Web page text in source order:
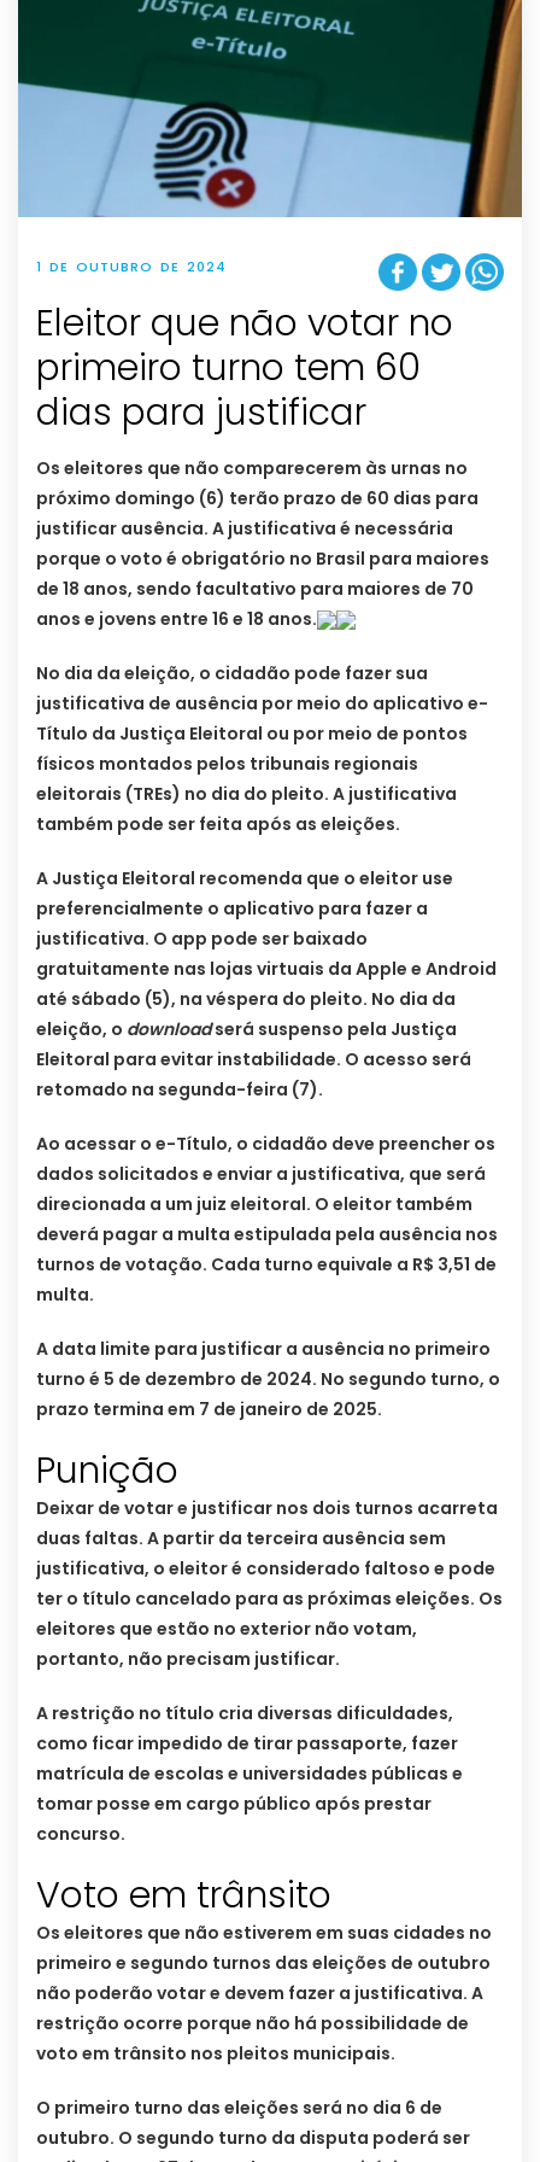
1 DE OUTUBRO DE 2024
Eleitor que não votar no
primeiro turno tem 60
dias para justificar
Os eleitores que não comparecerem às urnas no
próximo domingo (6) terão prazo de 60 dias para
justificar ausência. A justificativa é necessária
porque o voto é obrigatório no Brasil para maiores
de 18 anos, sendo facultativo para maiores de 70
anos e jovens entre 16 e 18 anos.
No dia da eleição, o cidadão pode fazer sua
justificativa de ausência por meio do aplicativo e-
Título da Justiça Eleitoral ou por meio de pontos
físicos montados pelos tribunais regionais
eleitorais (TREs) no dia do pleito. A justificativa
também pode ser feita após as eleições.
A Justiça Eleitoral recomenda que o eleitor use
preferencialmente o aplicativo para fazer a
justificativa. O app pode ser baixado
gratuitamente nas lojas virtuais da Apple e Android
até sábado (5), na véspera do pleito. No dia da
eleição, o downloadserá suspenso pela Justiça
Eleitoral para evitar instabilidade. O acesso será
retomado na segunda-feira (7).
Ao acessar o e-Título, o cidadão deve preencher os
dados solicitados e enviar a justificativa, que será
direcionada a um juiz eleitoral. O eleitor também
deverá pagar a multa estipulada pela ausência nos
turnos de votação. Cada turno equivale a R$ 3,51 de
multa.
A data limite para justificar a ausência no primeiro
turno é 5 de dezembro de 2024. No segundo turno, o
prazo termina em 7 de janeiro de 2025.
Punição
Deixar de votar e justificar nos dois turnos acarreta
duas faltas. A partir da terceira ausência sem
justificativa, o eleitor é considerado faltoso e pode
ter o título cancelado para as próximas eleições. Os
eleitores que estão no exterior não votam,
portanto, não precisam justificar.
A restrição no título cria diversas dificuldades,
como ficar impedido de tirar passaporte, fazer
matrícula de escolas e universidades públicas e
tomar posse em cargo público após prestar
concurso.
Voto em trânsito
Os eleitores que não estiverem em suas cidades no
primeiro e segundo turnos das eleições de outubro
não poderão votar e devem fazer a justificativa. A
restrição ocorre porque não há possibilidade de
voto em trânsito nos pleitos municipais.
O primeiro turno das eleições será no dia 6 de
outubro. O segundo turno da disputa poderá ser